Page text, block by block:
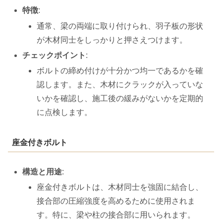
特徴:
通常、梁の両端に取り付けられ、羽子板の形状
が木材同士をしっかりと押さえつけます。
チェックポイント :
ボルトの締め付けが十分かつ均一であるかを確
認します。また、木材にクラックが入っていな
いかを確認し、施工後の緩みがないかを定期的
に点検します。
座金付きボルト
構造と用途:
座金付きボルトは、木材同士を強固に結合し、
接合部の圧縮強度を高めるために使用されま
す。特に、梁や柱の接合部に用いられます。